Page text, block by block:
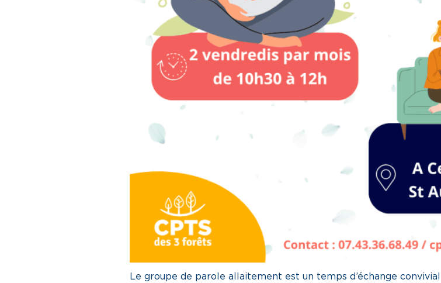
Le groupe de parole allaitement est un temps d’échange